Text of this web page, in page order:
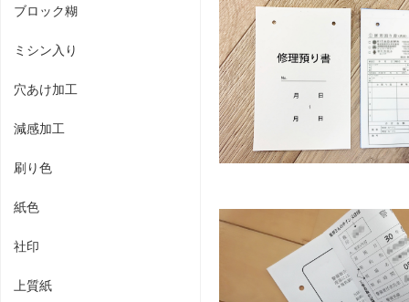
ブロック糊
ミシン入り
穴あけ加工
減感加工
刷り色
紙色
社印
上質紙